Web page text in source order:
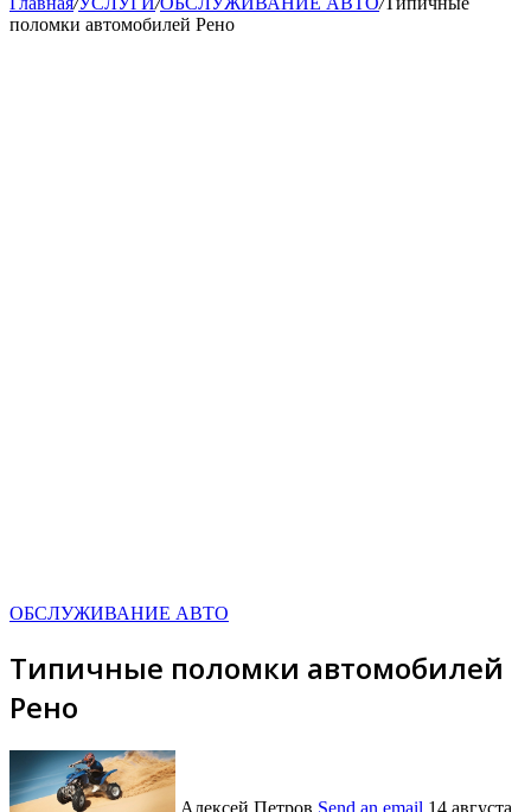
поломки автомобилей Рено
ОБСЛУЖИВАНИЕ АВТО
Типичные поломки автомобилей
Рено
Алексей Петров Send an email 14 августа